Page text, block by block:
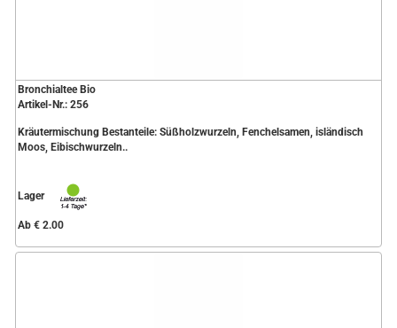
Bronchialtee Bio
Artikel-Nr.: 256
Kräutermischung Bestanteile: Süßholzwurzeln, Fenchelsamen, isländisch
Moos, Eibischwurzeln..
Lager
Ab € 2.00